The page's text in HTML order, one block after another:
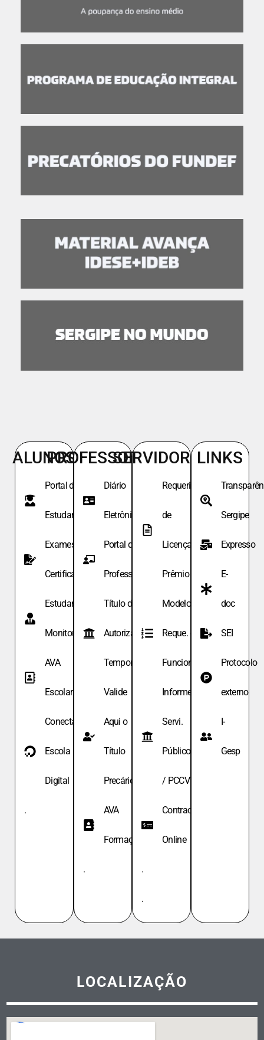
ALUNOS
Portal do
Estudante
Exames de
Certificação
Estudante
Monitor
AVA
Escolar
Conecta
Escola
Digital
.
PROFESSORES
Diário
Eletrônico
Portal do
Professor
Título de
Autoriza.
Temporária
Valide
Aqui o
Título
Precário
AVA
Formação
.
SERVIDORES
Requeri.
de
Licença
Prêmio
Modelo de
Reque. de
Funcionário
Informe
Servi.
Públicos
/ PCCV
Contracheque
Online
.
.
LINKS
Sergipe
Expresso
E-
doc
SEI
Protocolo
externo
I-
Gesp
LOCALIZAÇÃO